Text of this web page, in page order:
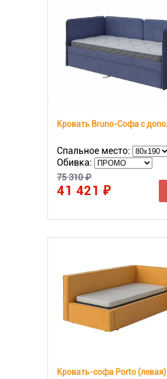
Спальное место:
Обивка:
75 310 ₽
41 421 ₽
Кровать-софа Porto (левая)